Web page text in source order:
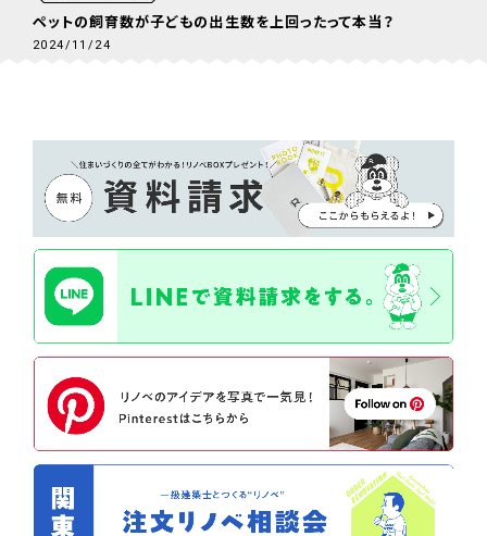
ペットの飼育数が子どもの出生数を上回ったって本当？
2024/11/24